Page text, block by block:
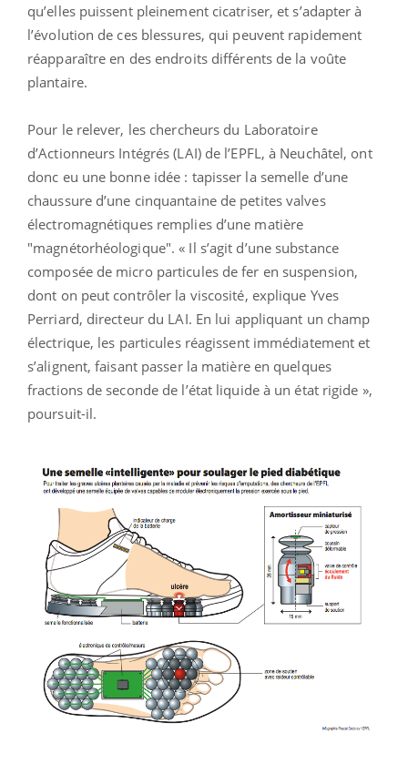
qu’elles puissent pleinement cicatriser, et s’adapter à
l’évolution de ces blessures, qui peuvent rapidement
réapparaître en des endroits différents de la voûte
plantaire.
Pour le relever, les chercheurs du Laboratoire
d’Actionneurs Intégrés (LAI) de l’EPFL, à Neuchâtel, ont
donc eu une bonne idée : tapisser la semelle d’une
chaussure d’une cinquantaine de petites valves
électromagnétiques remplies d’une matière
"magnétorhéologique". « Il s’agit d’une substance
composée de micro particules de fer en suspension,
dont on peut contrôler la viscosité, explique Yves
Perriard, directeur du LAI. En lui appliquant un champ
électrique, les particules réagissent immédiatement et
s’alignent, faisant passer la matière en quelques
fractions de seconde de l’état liquide à un état rigide »,
poursuit-il.